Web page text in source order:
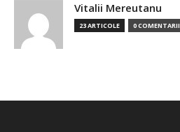
Vitalii Mereutanu
23 ARTICOLE 0 COMENTARII